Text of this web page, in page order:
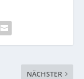
NÄCHSTER